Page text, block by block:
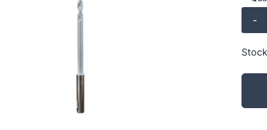
-